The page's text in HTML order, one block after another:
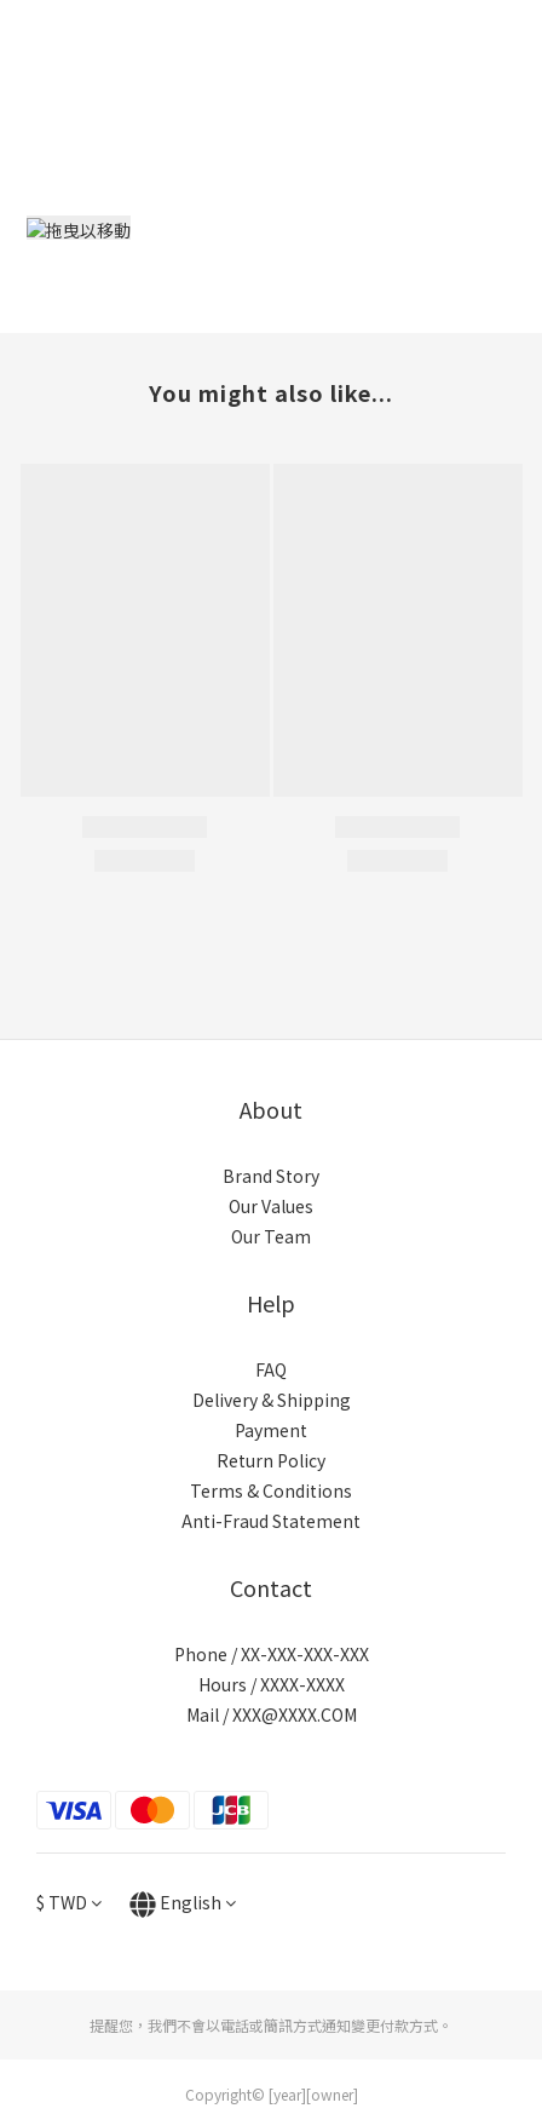
You might also like...
About
Brand Story
Our Values
Our Team
Help
FAQ
Delivery & Shipping
Payment
Return Policy
Terms & Conditions
Anti-Fraud Statement
Contact
Phone / XX-XXX-XXX-XXX
Hours / XXXX-XXXX
Mail / XXX@XXXX.COM
$ TWD English
提醒您，我們不會以電話或簡訊方式通知變更付款方式。
Copyright© [year][owner]